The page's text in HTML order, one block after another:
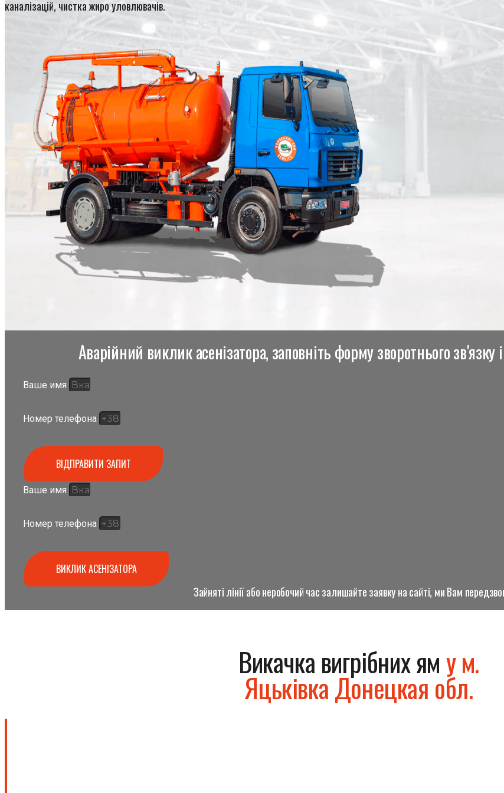
каналізацій, чистка жиро уловлювачів.
Аварійний виклик асенізатора, заповніть форму зворотнього
Ваше имя
Номер телефона
ВІДПРАВИТИ ЗАПИТ
Ваше имя
Номер телефона
ВИКЛИК АСЕНІЗАТОРА
Зайняті лінії або неробочий час залишайте заявку на сайті, ми Вам
Викачка вигрібних яму м.
Яцьківка Донецкая обл.